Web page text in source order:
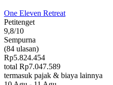
One Eleven Retreat
Petitenget
9,8/10
Sempurna
(84 ulasan)
Rp5.824.454
total Rp7.047.589
termasuk pajak & biaya lainnya